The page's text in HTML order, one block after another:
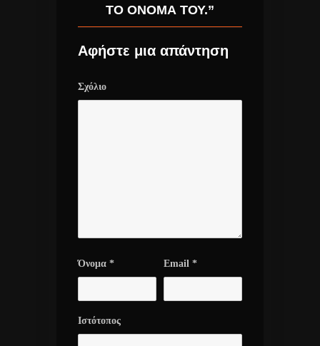
ΤΟ ΌΝΟΜΑ ΤΟΥ.”
Αφήστε μια απάντηση
Σχόλιο
Όνομα * Email *
Ιστότοπος